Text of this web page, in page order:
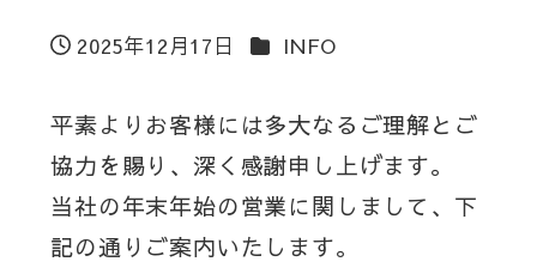
投稿日
2025年12月17日 カテゴリー
INFO
平素よりお客様には多大なるご理解とご
協力を賜り、深く感謝申し上げます。
当社の年末年始の営業に関しまして、下
記の通りご案内いたします。